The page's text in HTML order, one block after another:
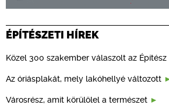
ÉPÍTÉSZETI HÍREK
Közel 300 szakember válaszolt az Építész
Az óriásplakát, mely lakóhellyé változott
Városrész, amit körülölel a természet